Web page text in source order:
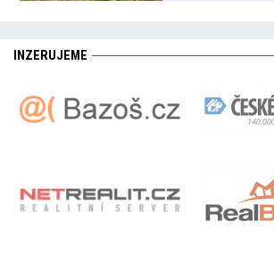
INZERUJEME